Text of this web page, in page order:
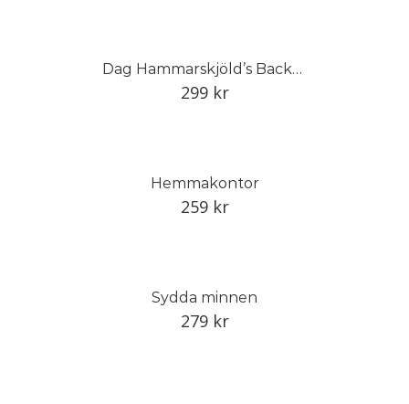
Dag Hammarskjöld’s Backåkra: The Magic of the Place and the History of its Objects
299 kr
Hemmakontor
259 kr
Sydda minnen
279 kr